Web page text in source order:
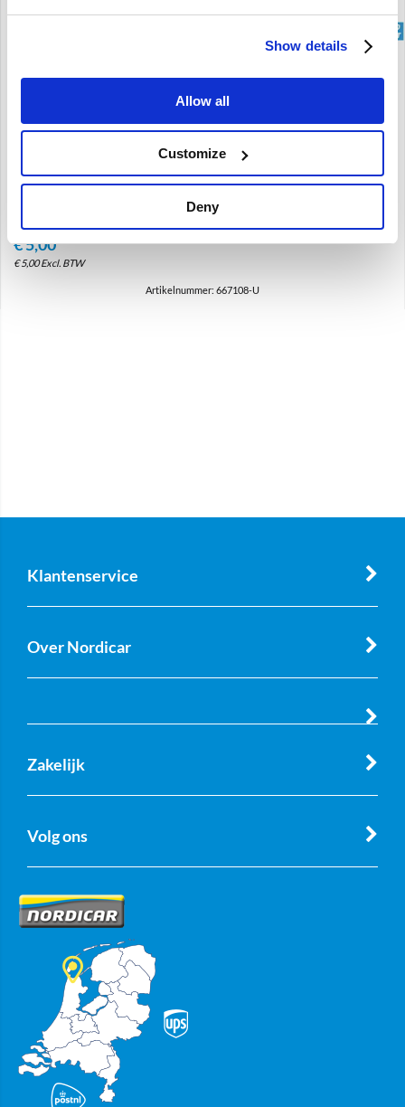
Show details
Allow all
Customize
Deny
Deurgreep achterplaatje links gebruikt Volvo Amazon
Amazon
€5,00
€5,00 Excl. BTW
Artikelnummer: 667108-U
Klantenservice
Over Nordicar
Zakelijk
Volg ons